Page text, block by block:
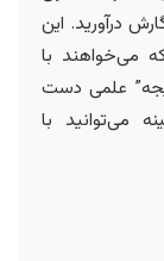
درآورید. این
می‌خواهند با
علمی دست
می‌توانید با